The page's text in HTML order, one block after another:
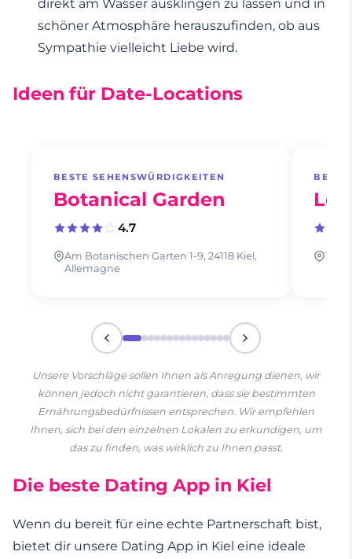
direkt am Wasser ausklingen zu lassen und in
schöner Atmosphäre herauszufinden, ob aus
Sympathie vielleicht Liebe wird.
Ideen für Date-Locations
BESTE SEHENSWÜRDIGKEITEN
Botanical Garden
4.7
Am Botanischen Garten 1-9, 24118 Kiel,
Allemagne
Unsere Vorschläge sollen Ihnen als Anregung dienen, wir
können jedoch nicht garantieren, dass sie bestimmten
Ernährungsbedürfnissen entsprechen. Wir empfehlen
Ihnen, sich bei den einzelnen Lokalen zu erkundigen, um
das zu finden, was wirklich zu Ihnen passt.
Die beste Dating App in Kiel
Wenn du bereit für eine echte Partnerschaft bist,
bietet dir unsere Dating App in Kiel eine ideale